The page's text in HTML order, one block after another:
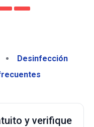
Desinfección
y verifique